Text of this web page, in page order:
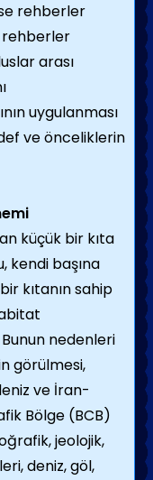
rehberler
rehberler
arası
uygulanması
ve önceliklerin
küçük bir kıta
kendi başına
kıtanın sahip
nedenleri
görülmesi,
ve İran-
Bölge (BCB)
jeolojik,
deniz, göl,